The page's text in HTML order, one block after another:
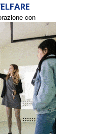
con